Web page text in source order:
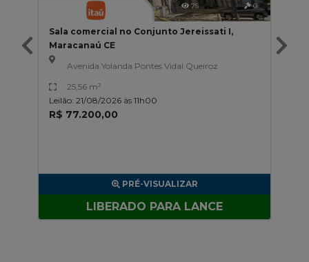
75 0
Sala comercial no Conjunto Jereissati I,
Maracanaú CE
Avenida Yolanda Pontes Vidal Queiroz
25,56 m²
Leilão: 21/08/2026 às 11h00
R$ 77.200,00
PRÉ-VISUALIZAR
LIBERADO PARA LANCE